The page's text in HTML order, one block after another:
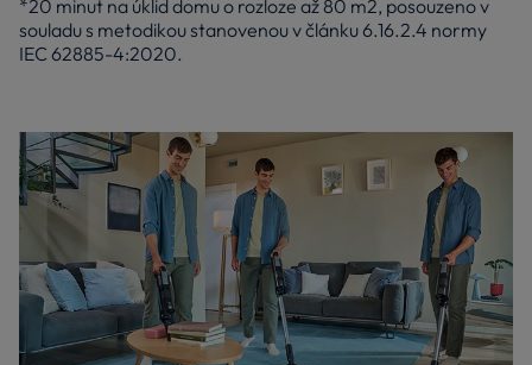
*20 minut na úklid domu o rozloze až 80 m2, posouzeno v
souladu s metodikou stanovenou v článku 6.16.2.4 normy
IEC 62885-4:2020.